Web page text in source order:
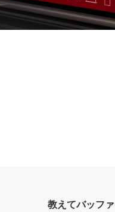
教えてバッフ